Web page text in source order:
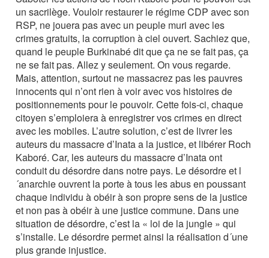
un sacrilège. Vouloir restaurer le régime CDP avec son
RSP, ne jouera pas avec un peuple muri avec les
crimes gratuits, la corruption à ciel ouvert. Sachiez que,
quand le peuple Burkinabé dit que ça ne se fait pas, ça
ne se fait pas. Allez y seulement. On vous regarde.
Mais, attention, surtout ne massacrez pas les pauvres
innocents qui n’ont rien à voir avec vos histoires de
positionnements pour le pouvoir. Cette fois-ci, chaque
citoyen s’emploiera à enregistrer vos crimes en direct
avec les mobiles. L’autre solution, c’est de livrer les
auteurs du massacre d’Inata a la justice, et libérer Roch
Kaboré. Car, les auteurs du massacre d’Inata ont
conduit du désordre dans notre pays. Le désordre et l
´anarchie ouvrent la porte à tous les abus en poussant
chaque individu à obéir à son propre sens de la justice
et non pas à obéir à une justice commune. Dans une
situation de désordre, c’est la « loi de la jungle » qui
s’installe. Le désordre permet ainsi la réalisation d´une
plus grande injustice.